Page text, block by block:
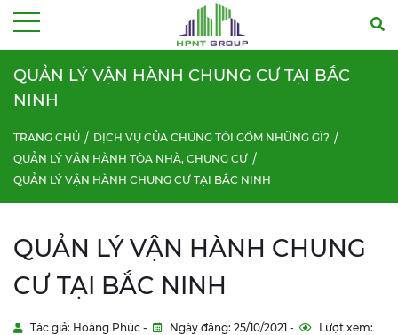
QUẢN LÝ VẬN HÀNH CHUNG CƯ TẠI BẮC
NINH
TRANG CHỦ
DỊCH VỤ CỦA CHÚNG TÔI GỒM NHỮNG GÌ?
QUẢN LÝ VẬN HÀNH TÒA NHÀ, CHUNG CƯ
QUẢN LÝ VẬN HÀNH CHUNG CƯ TẠI BẮC NINH
QUẢN LÝ VẬN HÀNH CHUNG
CƯ TẠI BẮC NINH
Tác giả: Hoàng Phúc - Ngày đăng: 25/10/2021 -
Lượt xem: